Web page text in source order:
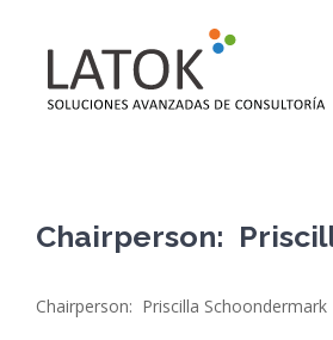
contenido
Chairperson:
Chairperson: Priscilla Schoondermark